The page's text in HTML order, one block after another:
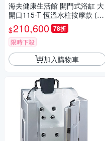
海夫健康生活館 開門式浴缸 大
開口115-T 恆溫水柱按摩款 (13
2*740*112cm)
$210,600 78折
限時下殺
加入購物車